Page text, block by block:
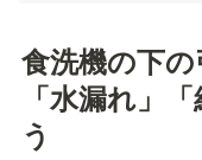
食洗機の下
「水漏れ」
う